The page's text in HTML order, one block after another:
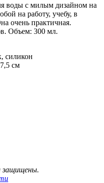
воды с милым дизайном на
на работу, учебу, в
очень практичная.
Объем: 300 мл.
силикон
см
защищены.